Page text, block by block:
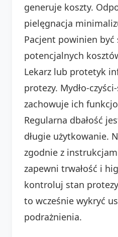
generuje koszty.
pielęgnacja
Pacjent powinien być
potencjalnych
Lekarz lub protetyk
protezy. Mydło-
zachowuje ich
Regularna dbałość
długie użytkowanie.
zgodnie z
zapewni trwałość i
kontroluj stan
to wcześnie wykryć
podrażnienia.